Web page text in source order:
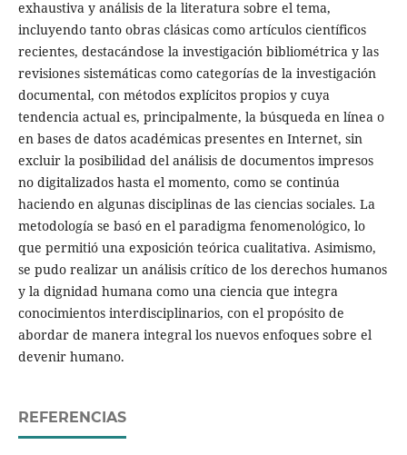
exhaustiva y análisis de la literatura sobre el tema,
incluyendo tanto obras clásicas como artículos científicos
recientes, destacándose la investigación bibliométrica y las
revisiones sistemáticas como categorías de la investigación
documental, con métodos explícitos propios y cuya
tendencia actual es, principalmente, la búsqueda en línea o
en bases de datos académicas presentes en Internet, sin
excluir la posibilidad del análisis de documentos impresos
no digitalizados hasta el momento, como se continúa
haciendo en algunas disciplinas de las ciencias sociales. La
metodología se basó en el paradigma fenomenológico, lo
que permitió una exposición teórica cualitativa. Asimismo,
se pudo realizar un análisis crítico de los derechos humanos
y la dignidad humana como una ciencia que integra
conocimientos interdisciplinarios, con el propósito de
abordar de manera integral los nuevos enfoques sobre el
devenir humano.
REFERENCIAS